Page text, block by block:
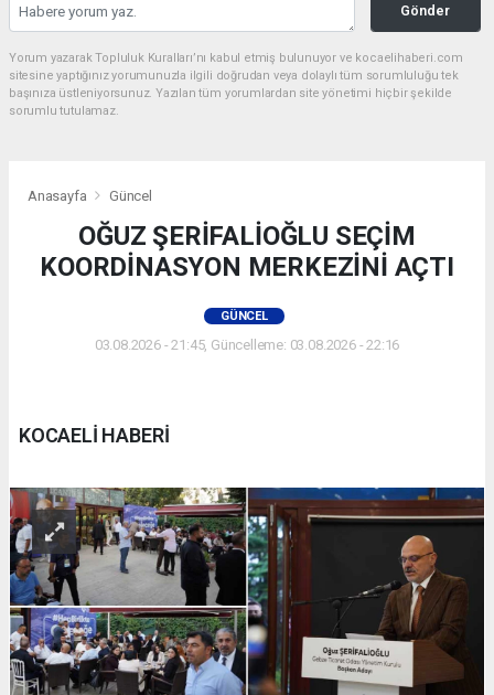
Gönder
Yorum yazarak Topluluk Kuralları’nı kabul etmiş bulunuyor ve kocaelihaberi.com
sitesine yaptığınız yorumunuzla ilgili doğrudan veya dolaylı tüm sorumluluğu tek
başınıza üstleniyorsunuz. Yazılan tüm yorumlardan site yönetimi hiçbir şekilde
sorumlu tutulamaz.
Anasayfa Güncel
OĞUZ ŞERİFALİOĞLU SEÇİM
KOORDİNASYON MERKEZİNİ AÇTI
GÜNCEL
03.08.2026 - 21:45, Güncelleme: 03.08.2026 - 22:16
KOCAELİ HABERİ